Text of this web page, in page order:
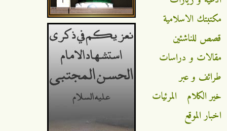
مكتبتك الاسلامية
قصص للناشئين
مقالات و دراسات
طرائف و عبر
خير الكلام
المرئيات
اخبار الموقع